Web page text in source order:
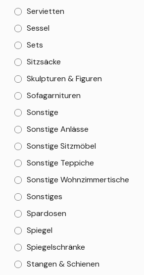
Servietten
Sessel
Sets
Sitzsäcke
Skulpturen & Figuren
Sofagarnituren
Sonstige
Sonstige Anlässe
Sonstige Sitzmöbel
Sonstige Teppiche
Sonstige Wohnzimmertische
Sonstiges
Spardosen
Spiegel
Spiegelschränke
Stangen & Schienen